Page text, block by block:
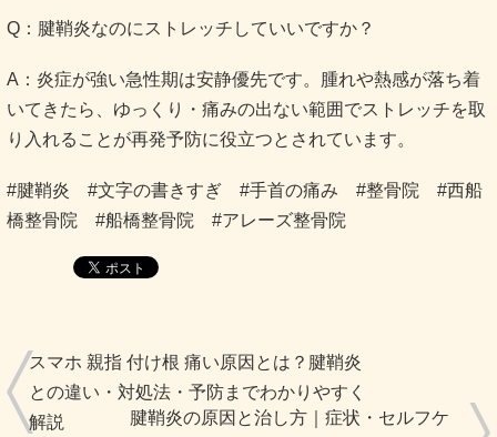
Q：腱鞘炎なのにストレッチしていいですか？
A：炎症が強い急性期は安静優先です。腫れや熱感が落ち着
いてきたら、ゆっくり・痛みの出ない範囲でストレッチを取
り入れることが再発予防に役立つとされています。
#腱鞘炎 #文字の書きすぎ #手首の痛み #整骨院 #西船
橋整骨院 #船橋整骨院 #アレーズ整骨院
スマホ 親指 付け根 痛い原因とは？腱鞘炎
との違い・対処法・予防までわかりやすく
解説
腱鞘炎の原因と治し方｜症状・セルフケ